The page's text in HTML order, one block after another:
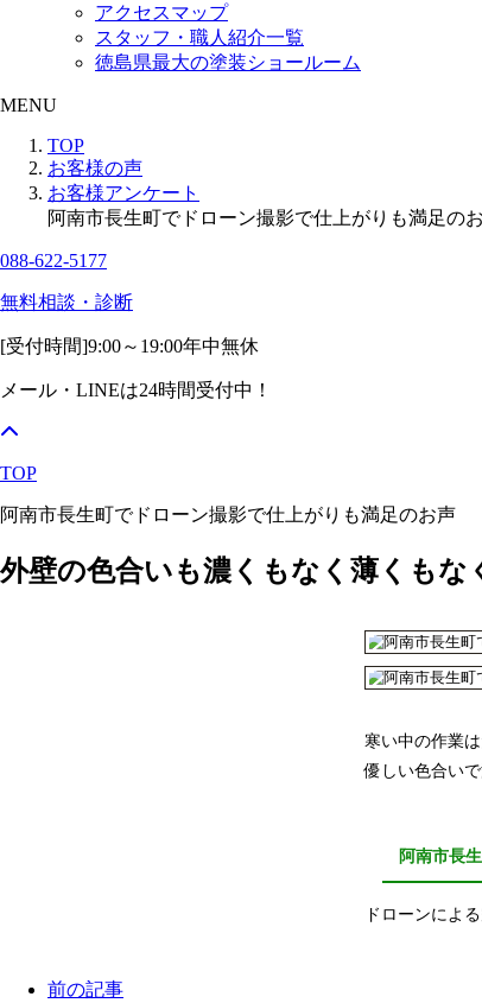
アクセスマップ
スタッフ・職人紹介一覧
徳島県最大の塗装ショールーム
MENU
TOP
お客様の声
お客様アンケート
阿南市長生町でドローン撮影で仕上がりも満足の
088-622-5177
無料相談・診断
[受付時間]9:00～19:00年中無休
メール・LINEは24時間受付中！
TOP
阿南市長生町でドローン撮影で仕上がりも満足のお声
外壁の色合いも濃くもなく薄くもな
寒い中の作業
優しい色合い
阿南市長
ドローンによ
前の記事